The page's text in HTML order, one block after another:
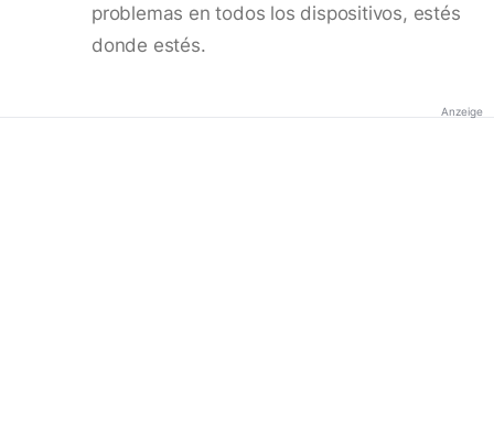
problemas en todos los dispositivos, estés
donde estés.
Anzeige